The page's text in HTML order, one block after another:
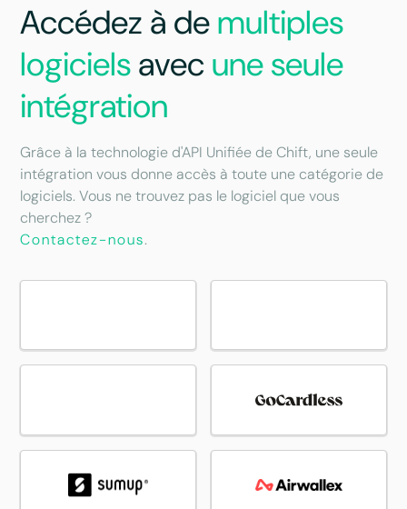
Accédez à demultiples
logicielsavec une seule
intégration
Grâce à la technologie d'API Unifiée de Chift, une seule
intégration vous donne accès à toute une catégorie de
logiciels. Vous ne trouvez pas le logiciel que vous
cherchez ?
Contactez-nous.